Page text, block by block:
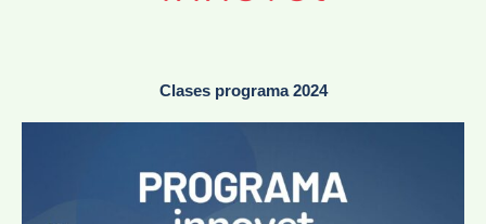
Clases programa 2024